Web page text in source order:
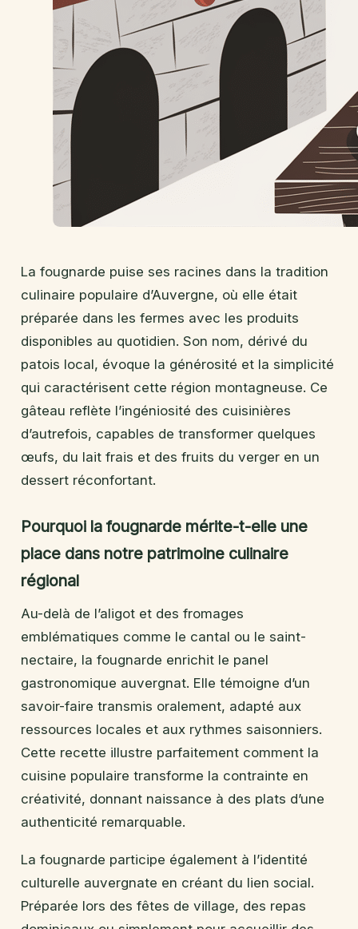
La fougnarde puise ses racines dans la tradition
culinaire populaire d’Auvergne, où elle était
préparée dans les fermes avec les produits
disponibles au quotidien. Son nom, dérivé du
patois local, évoque la générosité et la simplicité
qui caractérisent cette région montagneuse. Ce
gâteau reflète l’ingéniosité des cuisinières
d’autrefois, capables de transformer quelques
œufs, du lait frais et des fruits du verger en un
dessert réconfortant.
Pourquoi la fougnarde mérite-t-elle une
place dans notre patrimoine culinaire
régional
Au-delà de l’aligot et des fromages
emblématiques comme le cantal ou le saint-
nectaire, la fougnarde enrichit le panel
gastronomique auvergnat. Elle témoigne d’un
savoir-faire transmis oralement, adapté aux
ressources locales et aux rythmes saisonniers.
Cette recette illustre parfaitement comment la
cuisine populaire transforme la contrainte en
créativité, donnant naissance à des plats d’une
authenticité remarquable.
La fougnarde participe également à l’identité
culturelle auvergnate en créant du lien social.
Préparée lors des fêtes de village, des repas